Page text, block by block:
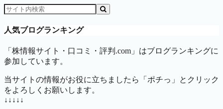
人気ブログランキング
「株情報サイト・口コミ・評判.com」はブログランキングに
参加しています。
当サイトの情報がお役に立ちましたら「ポチっ」とクリック
をよろしくお願いします。
↓↓↓↓↓